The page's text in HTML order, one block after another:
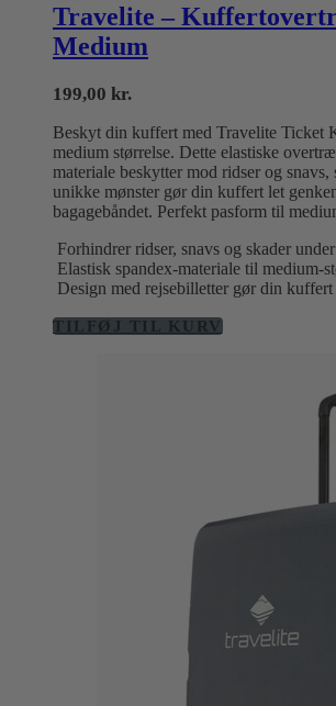
Travelite –
Medium
199,00 kr.
Beskyt din kuffert med Travelite Ticket
medium størrelse. Dette elastiske
materiale beskytter mod ridser og snavs,
unikke mønster gør din kuffert let
bagagebåndet. Perfekt pasform til
Forhindrer ridser, snavs og skader
Elastisk spandex-materiale til medium-
Design med rejsebilletter gør din
TILFØJ TIL KURV